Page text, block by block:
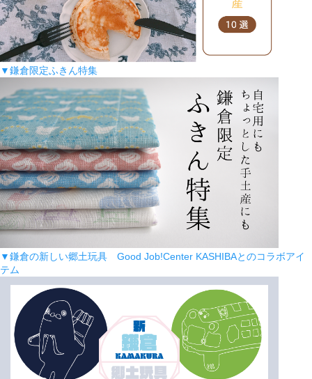
▼鎌倉限定ふきん特集
▼鎌倉の新しい郷土玩具 Good Job!Center KASHIBAとのコラボアイ
テム